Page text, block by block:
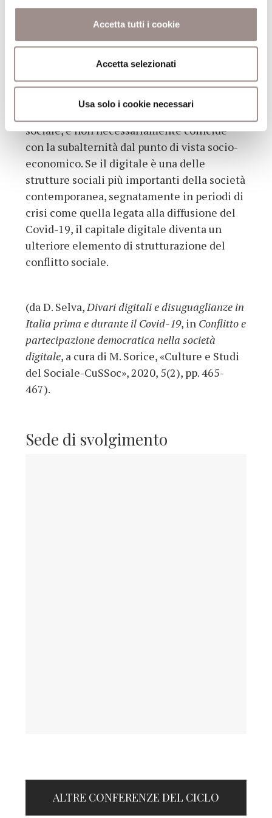
Accetta tutti i cookie
Accetta selezionati
Usa solo i cookie necessari
perché queste vivono condizioni di
marginalità dal punto di vista economico,
sociale, culturale, a volte anche geografico;
ladigital underclasssi basa sulla valutazione
degli usi e dei benefici dei media digitali in
sociale, e non necessariamente coincide
con la subalternità dal punto di vista socio-
economico. Se il digitale è una delle
strutture sociali più importanti della società
contemporanea, segnatamente in periodi di
crisi come quella legata alla diffusione del
Covid-19, il capitale digitale diventa un
ulteriore elemento di strutturazione del
conflitto sociale.
(da D. Selva,Divari digitali e disuguaglianze in
Italia prima e durante il Covid-19, in Conflitto e
partecipazione democratica nella società
digitale, a cura di M. Sorice, «Culture e Studi
del Sociale-CuSSoc», 2020, 5(2), pp. 465-
467).
Sede di svolgimento
ALTRE CONFERENZE DEL CICLO